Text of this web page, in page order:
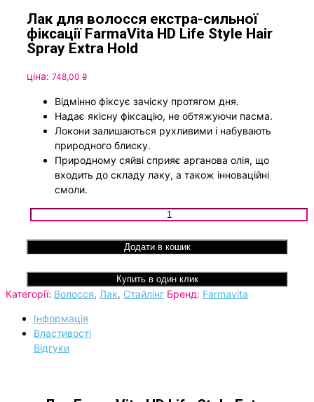
Лак для волосся екстра-сильної
фіксації FarmaVita HD Life Style Hair
Spray Extra Hold
ціна: 748,00 ₴
Відмінно фіксує зачіску протягом дня.
Надає якісну фіксацію, не обтяжуючи пасма.
Локони залишаються рухливими і набувають
природного блиску.
Природному сяйві сприяє арганова олія, що
входить до складу лаку, а також інноваційні
смоли.
Лак для волосся екстра-сильної фіксації FarmaVita HD
Додати в кошик
Купить в один клик
Категорії: Волосся, Лак, Стайлінг Бренд: Farmavita
Інформація
Властивості
Відгуки